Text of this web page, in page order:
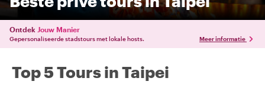
Ontdek Jouw Manier
Gepersonaliseerde stadstours met lokale hosts. Meer informatie
Top 5 Tours in Taipei